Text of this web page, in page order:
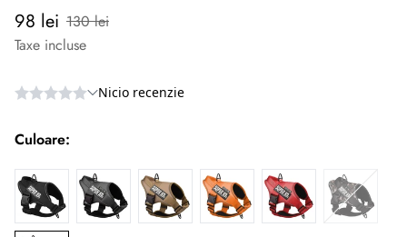
Preț
redus
98 lei
Preț
normal
130 lei
Taxe incluse
Culoare: